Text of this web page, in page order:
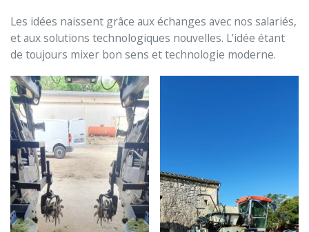
Les idées naissent grâce aux échanges avec nos salariés,
et aux solutions technologiques nouvelles. L’idée étant
de toujours mixer bon sens et technologie moderne.